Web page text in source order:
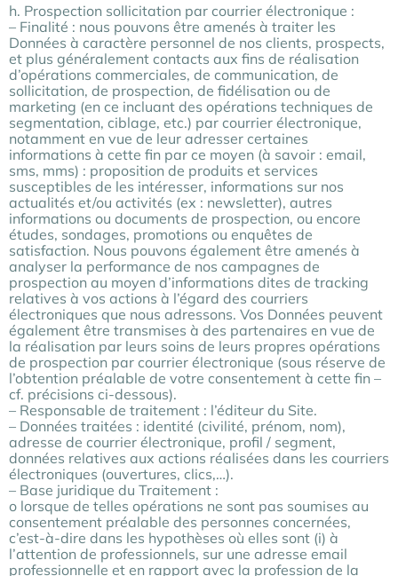
h. Prospection sollicitation par courrier électronique :
– Finalité : nous pouvons être amenés à traiter les
Données à caractère personnel de nos clients, prospects,
et plus généralement contacts aux fins de réalisation
d’opérations commerciales, de communication, de
sollicitation, de prospection, de fidélisation ou de
marketing (en ce incluant des opérations techniques de
segmentation, ciblage, etc.) par courrier électronique,
notamment en vue de leur adresser certaines
informations à cette fin par ce moyen (à savoir : email,
sms, mms) : proposition de produits et services
susceptibles de les intéresser, informations sur nos
actualités et/ou activités (ex : newsletter), autres
informations ou documents de prospection, ou encore
études, sondages, promotions ou enquêtes de
satisfaction. Nous pouvons également être amenés à
analyser la performance de nos campagnes de
prospection au moyen d’informations dites de tracking
relatives à vos actions à l’égard des courriers
électroniques que nous adressons. Vos Données peuvent
également être transmises à des partenaires en vue de
la réalisation par leurs soins de leurs propres opérations
de prospection par courrier électronique (sous réserve de
l’obtention préalable de votre consentement à cette fin –
cf. précisions ci-dessous).
– Responsable de traitement : l’éditeur du Site.
– Données traitées : identité (civilité, prénom, nom),
adresse de courrier électronique, profil / segment,
données relatives aux actions réalisées dans les courriers
électroniques (ouvertures, clics,…).
– Base juridique du Traitement :
o lorsque de telles opérations ne sont pas soumises au
consentement préalable des personnes concernées,
c’est-à-dire dans les hypothèses où elles sont (i) à
l’attention de professionnels, sur une adresse email
professionnelle et en rapport avec la profession de la